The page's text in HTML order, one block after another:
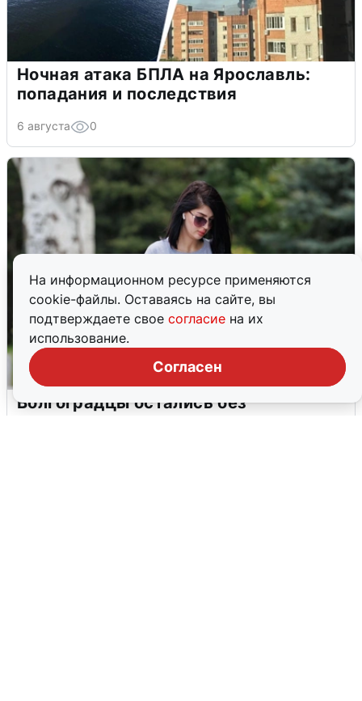
На информационном ресурсе применяются
cookie-файлы. Оставаясь на сайте, вы
подтверждаете свое согласие на их
использование.
Согласен
Ночная атака БПЛА на Ярославль:
попадания и последствия
6 августа 0
Волгоградцы остались без